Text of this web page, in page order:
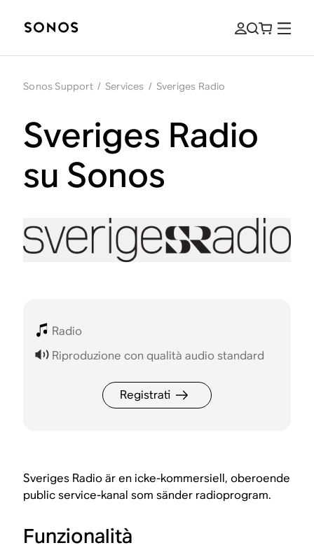
Sonos Support / Services / Sveriges Radio
Sveriges Radio
su Sonos
Radio
Riproduzione con qualità audio standard
Registrati
Sveriges Radio är en icke-kommersiell, oberoende
public service-kanal som sänder radioprogram.
Funzionalità